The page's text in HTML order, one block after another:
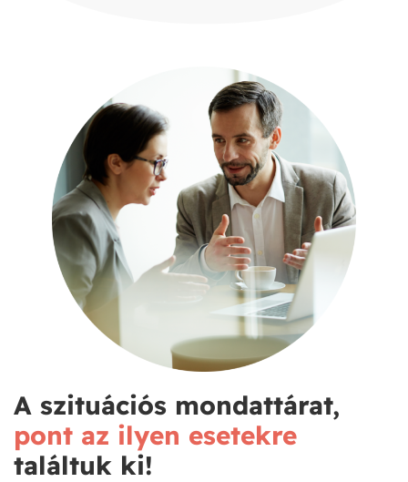
A szituációs mondattárat,
pont az ilyen esetekre
találtuk ki!